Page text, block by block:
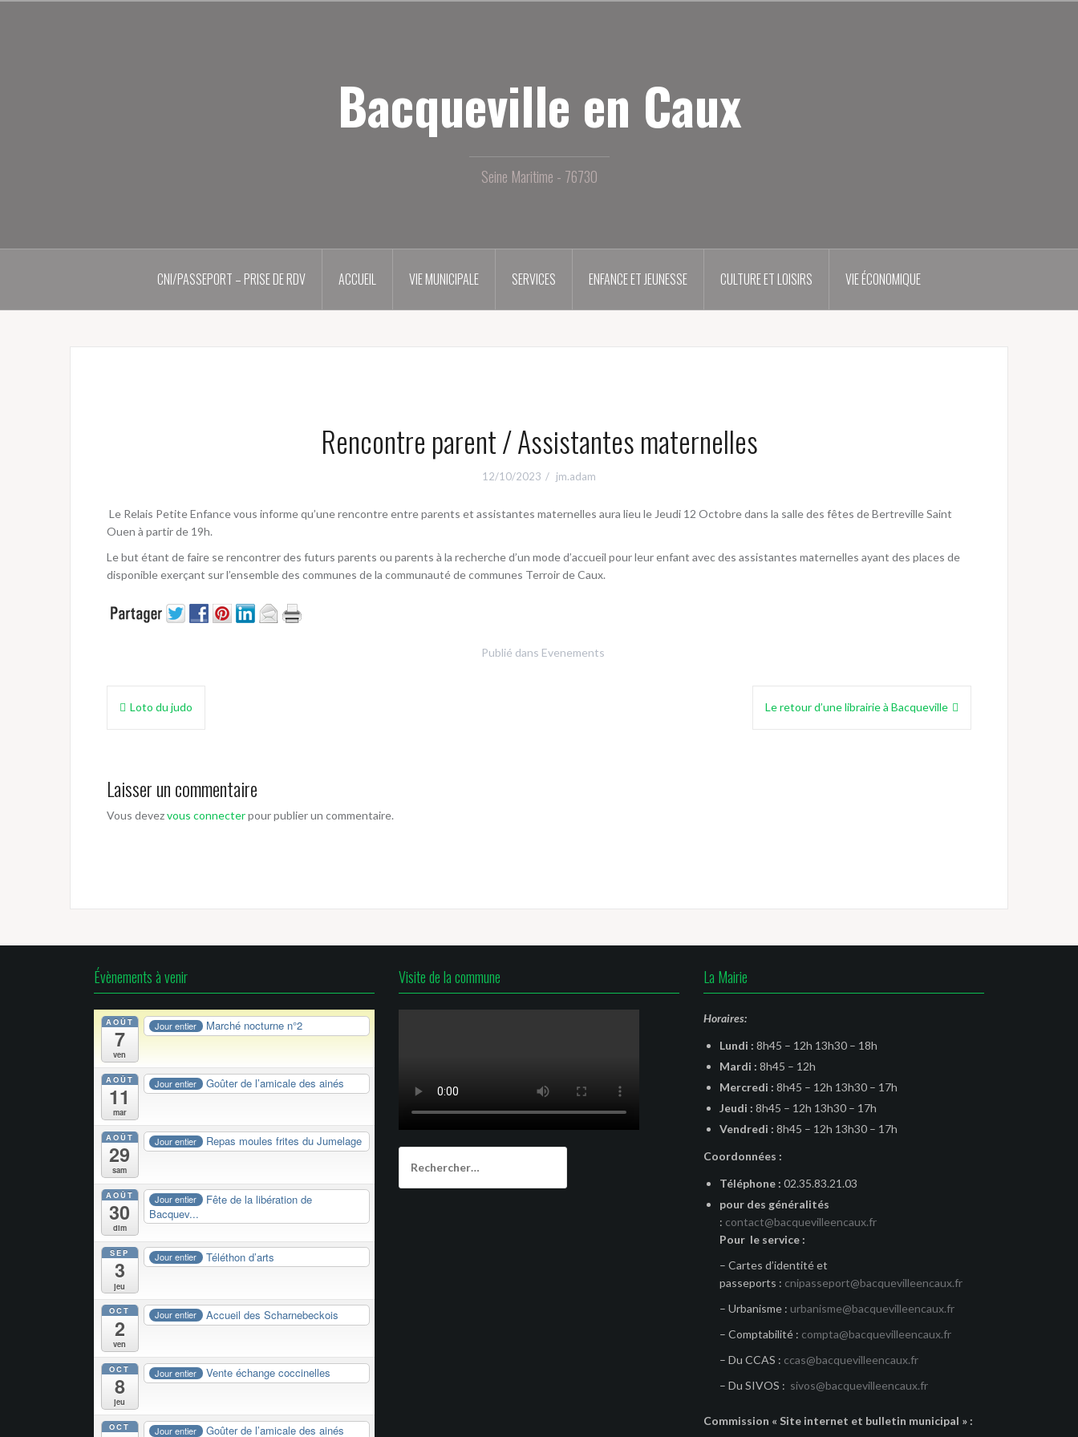
Bacqueville en Caux
Seine Maritime - 76730
CNI/PASSEPORT – PRISE DE RDV ACCUEIL VIE MUNICIPALE SERVICES ENFANCE ET JEUNESSE CULTURE ET LOISIRS VIE ÉCONOMIQUE
Rencontre parent / Assistantes maternelles
12/10/2023 jm.adam
Le Relais Petite Enfance vous informe qu’une rencontre entre parents et assistantes maternelles aura lieu le Jeudi 12 Octobre dans la salle des fêtes de Bertreville Saint
Ouen à partir de 19h.
Le but étant de faire se rencontrer des futurs parents ou parents à la recherche d’un mode d’accueil pour leur enfant avec des assistantes maternelles ayant des places de
disponible exerçant sur l’ensemble des communes de la communauté de communes Terroir de Caux.
Publié dans Evenements
Navigation
Loto du judo Le retour d’une librairie à Bacqueville
Laisser un commentaire
Vous devezvous connecterpour publier un commentaire.
Évènements à venir
AOÛT
7
ven
Jour entier Marché nocturne n°2
AOÛT
11
mar
Jour entier Goûter de l’amicale des ainés
AOÛT
29
sam
Jour entier Repas moules frites du Jumelage
AOÛT
30
dim
Jour entier
Fête de la libération de
Bacquev...
SEP
3
jeu
Jour entier Téléthon d’arts
OCT
2
ven
Jour entier Accueil des Scharnebeckois
OCT
8
jeu
Jour entier Vente échange coccinelles
OCT Jour entier Goûter de l’amicale des ainés
Visite de la commune La Mairie
Horaires:
Lundi : 8h45 – 12h 13h30 – 18h
Mardi : 8h45 – 12h
Mercredi : 8h45 – 12h 13h30 – 17h
Jeudi : 8h45 – 12h 13h30 – 17h
Vendredi : 8h45 – 12h 13h30 – 17h
Coordonnées :
Téléphone : 02.35.83.21.03
pour des généralités
: contact@bacquevilleencaux.fr
Pour le service :
– Cartes d’identité et
passeports : cnipasseport@bacquevilleencaux.fr
– Urbanisme : urbanisme@bacquevilleencaux.fr
– Comptabilité : compta@bacquevilleencaux.fr
– Du CCAS : ccas@bacquevilleencaux.fr
– Du SIVOS : sivos@bacquevilleencaux.fr
Commission « Site internet et bulletin municipal » :